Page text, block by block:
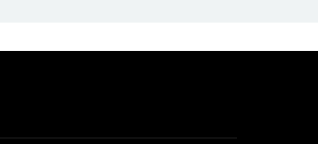
অ্যালামনাই সভা